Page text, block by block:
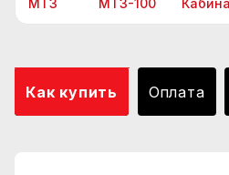
МТЗ МТЗ-100
Как купить Оплата